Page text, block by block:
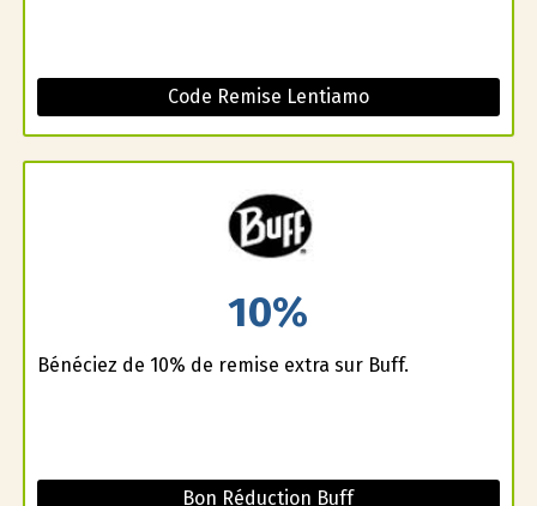
Code Remise Lentiamo
10%
Bénéficiez de 10% de remise extra sur Buff.
Bon Réduction Buff